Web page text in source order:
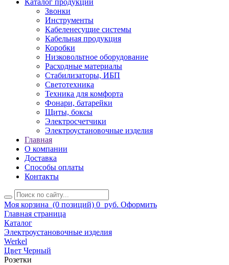
Каталог продукции
Звонки
Инструменты
Кабеленесущие системы
Кабельная продукция
Коробки
Низковольтное оборудование
Расходные материалы
Стабилизаторы, ИБП
Светотехника
Техника для комфорта
Фонари, батарейки
Щиты, боксы
Электросчетчики
Электроустановочные изделия
Главная
О компании
Доставка
Способы оплаты
Контакты
Моя корзина (0 позиций) 0 руб. Оформить
Главная страница
Каталог
Электроустановочные изделия
Werkel
Цвет Черный
Розетки